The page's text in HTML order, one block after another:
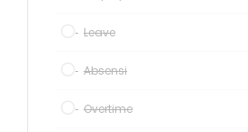
Leave
Absensi
Overtime